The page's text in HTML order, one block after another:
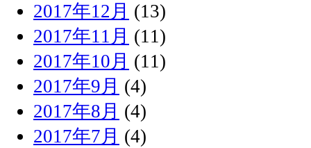
2017年12月 (13)
2017年11月 (11)
2017年10月 (11)
2017年9月 (4)
2017年8月 (4)
2017年7月 (4)